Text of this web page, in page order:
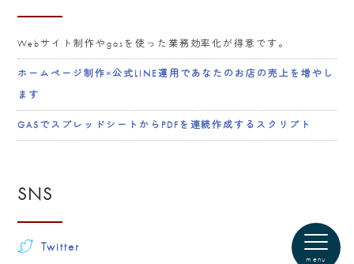
menu
Webサイト制作やgasを使った業務効率化が得意です。
ホームページ制作×公式LINE運用であなたのお店の売上を増やし
ます
GASでスプレッドシートからPDFを連続作成するスクリプト
SNS
Twitter